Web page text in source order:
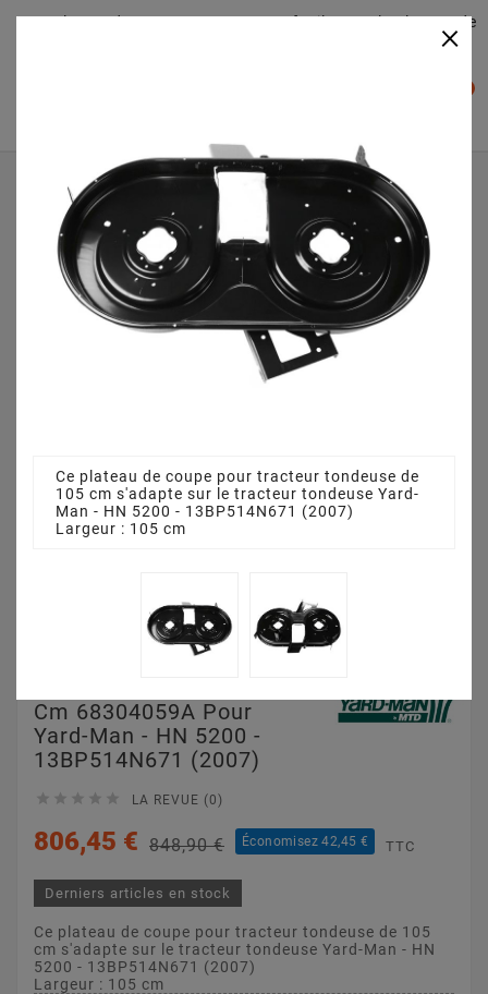
Plateaudecoupe.com : Trouver facilement le plateau de
Accueil
Plateau de coupe
Plateau de coupe 105 cm 68304059A pour Yard-Man - HN
5200 - 13BP514N671 (2007)
Cm 68304059A Pour
Yard-Man - HN 5200 -
13BP514N671 (2007)
     LA REVUE (0)
806,45 € 848,90 € Économisez 42,45 € TTC
Derniers articles en stock
Ce plateau de coupe pour tracteur tondeuse de 105
cm s'adapte sur le tracteur tondeuse Yard-Man - HN
5200 - 13BP514N671 (2007)
Largeur : 105 cm
×
Ce plateau de coupe pour tracteur tondeuse de
105 cm s'adapte sur le tracteur tondeuse Yard-
Man - HN 5200 - 13BP514N671 (2007)
Largeur : 105 cm